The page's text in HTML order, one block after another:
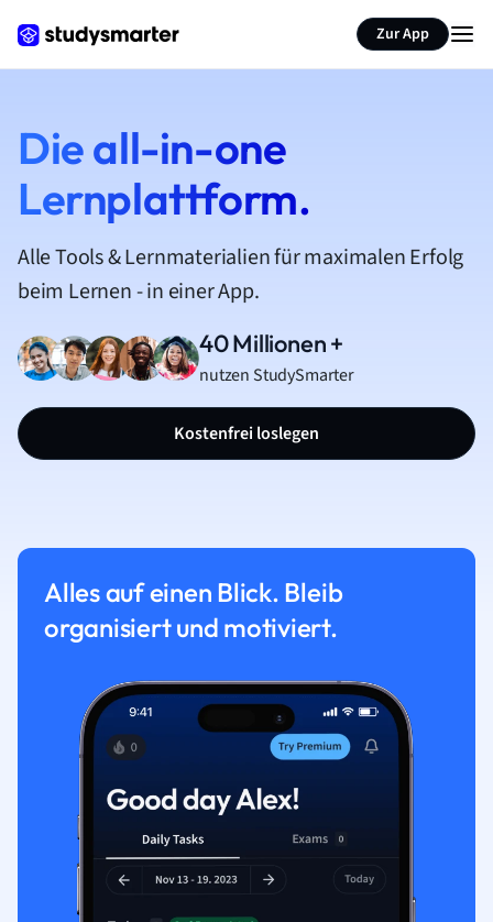
Zur App
Die all-in-one
Lernplattform.
Alle Tools & Lernmaterialien für maximalen Erfolg
beim Lernen - in einer App.
40 Millionen +
nutzen StudySmarter
Kostenfrei loslegen
Alles auf einen Blick. Bleib
organisiert und motiviert.